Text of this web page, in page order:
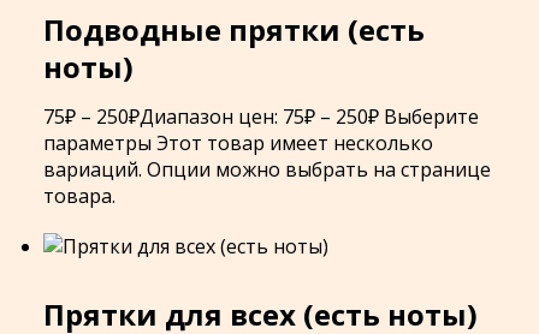
Подводные прятки (есть
ноты)
75₽ – 250₽Диапазон цен: 75₽ – 250₽ Выберите
параметры Этот товар имеет несколько
вариаций. Опции можно выбрать на странице
товара.
Прятки для всех (есть ноты)